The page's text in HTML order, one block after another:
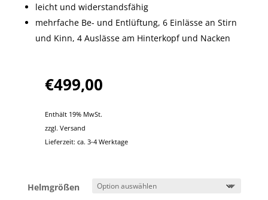
leicht und widerstandsfähig
mehrfache Be- und Entlüftung, 6 Einlässe an Stirn
und Kinn, 4 Auslässe am Hinterkopf und Nacken
€499,00
Enthält 19% MwSt.
zzgl. Versand
Lieferzeit: ca. 3-4 Werktage
Helmgrößen